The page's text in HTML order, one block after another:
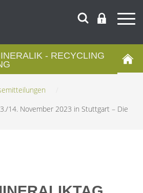
- RECYCLING
14. November 2023 in Stuttgart – Die